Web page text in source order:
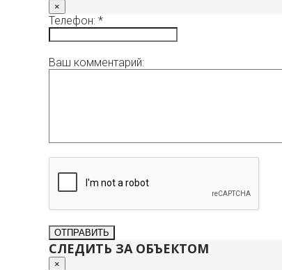
×
Телефон: *
Ваш комментарий:
СЛЕДИТЬ ЗА ОБЪЕКТОМ
×